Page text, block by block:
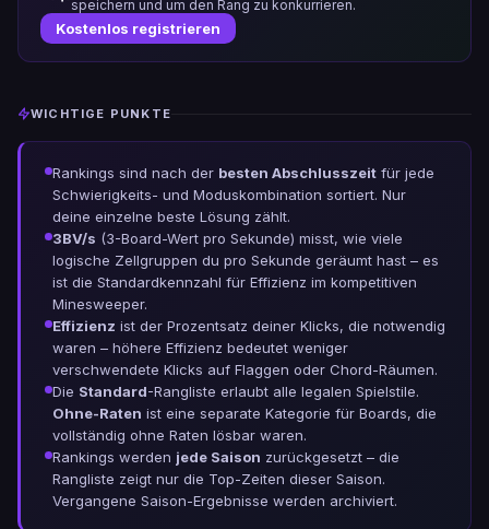
speichern und um den Rang zu konkurrieren.
Kostenlos registrieren
WICHTIGE PUNKTE
Rankings sind nach der besten Abschlusszeit für jede
Schwierigkeits- und Moduskombination sortiert. Nur
deine einzelne beste Lösung zählt.
3BV/s (3-Board-Wert pro Sekunde) misst, wie viele
logische Zellgruppen du pro Sekunde geräumt hast – es
ist die Standardkennzahl für Effizienz im kompetitiven
Minesweeper.
Effizienz ist der Prozentsatz deiner Klicks, die notwendig
waren – höhere Effizienz bedeutet weniger
verschwendete Klicks auf Flaggen oder Chord-Räumen.
Die Standard-Rangliste erlaubt alle legalen Spielstile.
Ohne-Raten ist eine separate Kategorie für Boards, die
vollständig ohne Raten lösbar waren.
Rankings werden jede Saison zurückgesetzt – die
Rangliste zeigt nur die Top-Zeiten dieser Saison.
Vergangene Saison-Ergebnisse werden archiviert.